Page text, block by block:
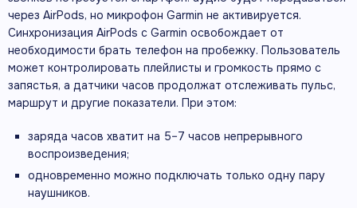
через AirPods, но микрофон Garmin не активируется.
Синхронизация AirPods с Garmin освобождает от
необходимости брать телефон на пробежку. Пользователь
может контролировать плейлисты и громкость прямо с
запястья, а датчики часов продолжат отслеживать пульс,
маршрут и другие показатели. При этом:
заряда часов хватит на 5–7 часов непрерывного
воспроизведения;
одновременно можно подключать только одну пару
наушников.